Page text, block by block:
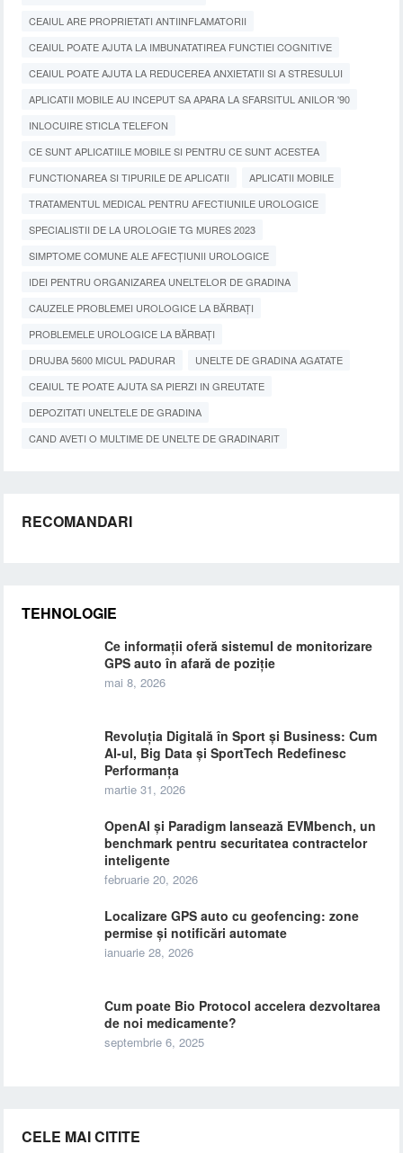
CEAIUL ARE PROPRIETATI ANTIINFLAMATORII
CEAIUL POATE AJUTA LA IMBUNATATIREA FUNCTIEI COGNITIVE
CEAIUL POATE AJUTA LA REDUCEREA ANXIETATII SI A STRESULUI
APLICATII MOBILE AU INCEPUT SA APARA LA SFARSITUL ANILOR '90
INLOCUIRE STICLA TELEFON
CE SUNT APLICATIILE MOBILE SI PENTRU CE SUNT ACESTEA
FUNCTIONAREA SI TIPURILE DE APLICATII
APLICATII MOBILE
TRATAMENTUL MEDICAL PENTRU AFECTIUNILE UROLOGICE
SPECIALISTII DE LA UROLOGIE TG MURES 2023
SIMPTOME COMUNE ALE AFECȚIUNII UROLOGICE
IDEI PENTRU ORGANIZAREA UNELTELOR DE GRADINA
CAUZELE PROBLEMEI UROLOGICE LA BĂRBAȚI
PROBLEMELE UROLOGICE LA BĂRBAȚI
DRUJBA 5600 MICUL PADURAR
UNELTE DE GRADINA AGATATE
CEAIUL TE POATE AJUTA SA PIERZI IN GREUTATE
DEPOZITATI UNELTELE DE GRADINA
CAND AVETI O MULTIME DE UNELTE DE GRADINARIT
RECOMANDARI
TEHNOLOGIE
Ce informații oferă sistemul de monitorizare
GPS auto în afară de poziție
mai 8, 2026
Revoluția Digitală în Sport și Business: Cum
AI-ul, Big Data și SportTech Redefinesc
Performanța
martie 31, 2026
OpenAI și Paradigm lansează EVMbench, un
benchmark pentru securitatea contractelor
inteligente
februarie 20, 2026
Localizare GPS auto cu geofencing: zone
permise și notificări automate
ianuarie 28, 2026
Cum poate Bio Protocol accelera dezvoltarea
de noi medicamente?
septembrie 6, 2025
CELE MAI CITITE